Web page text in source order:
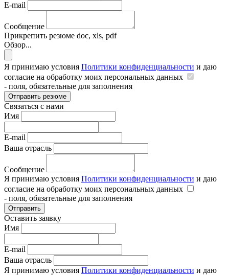
E-mail
Сообщение
Прикрепить резюме doc, xls, pdf
Обзор...
Я принимаю условия Политики конфиденциальности и даю
согласие на обработку моих персональных данных
- поля, обязательные для заполнения
Отправить резюме
Связаться с нами
Имя
E-mail
Ваша отрасль
Сообщение
Я принимаю условия Политики конфиденциальности и даю
согласие на обработку моих персональных данных
- поля, обязательные для заполнения
Отправить
Оставить заявку
Имя
E-mail
Ваша отрасль
Я принимаю условия Политики конфиденциальности и даю